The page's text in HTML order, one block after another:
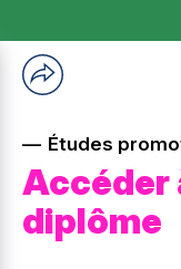
Études
Accéder
diplôme